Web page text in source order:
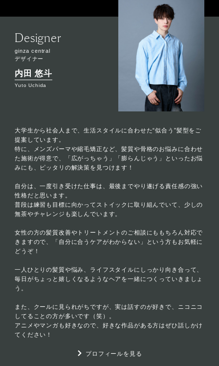
Designer
ginza central
デザイナー
内田 悠斗
Yuto Uchida
大学生から社会人まで、生活スタイルに合わせた“似合う”髪型をご
提案しています。
特に、メンズパーマや縮毛矯正など、髪質や骨格のお悩みに合わせ
た施術が得意で、「広がっちゃう」「膨らんじゃう」といったお悩
みにも、ピッタリの解決策を見つけます！
自分は、一度引き受けた仕事は、最後までやり遂げる責任感の強い
性格だと思います。
普段は練習も目標に向かってストイックに取り組んでいて、少しの
無茶やチャレンジも楽しんでいます。
女性の方の髪質改善やトリートメントのご相談にももちろん対応で
きますので、「自分に合うケアがわからない」という方もお気軽に
どうぞ！
一人ひとりの髪質や悩み、ライフスタイルにしっかり向き合って、
毎日がちょっと嬉しくなるようなヘアを一緒につくっていきましょ
う。
また、クールに見られがちですが、実は話すのが好きで、ニコニコ
してることの方が多いです（笑）。
アニメやマンガも好きなので、好きな作品がある方はぜひ話しかけ
てください！
プロフィールを見る